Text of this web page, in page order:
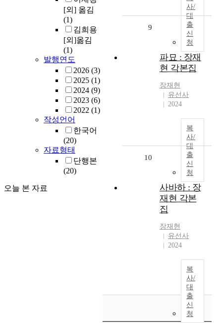
[외] 옮김
(1)
김희용
[외]옮김
(1)
발행연도
2026 (3)
2025 (1)
2024 (9)
2023 (6)
2022 (1)
작성언어
한국어
(20)
자료형태
단행본
(20)
오늘 본 자료
사/
대
출
신
청
9
파묘 : 장재
현 각본집
장재현
유선사
2024
복
사/
대
출
신
청
10
사바하 : 장
재현 각본
집
장재현
유선사
2024
복
사/
대
출
신
청